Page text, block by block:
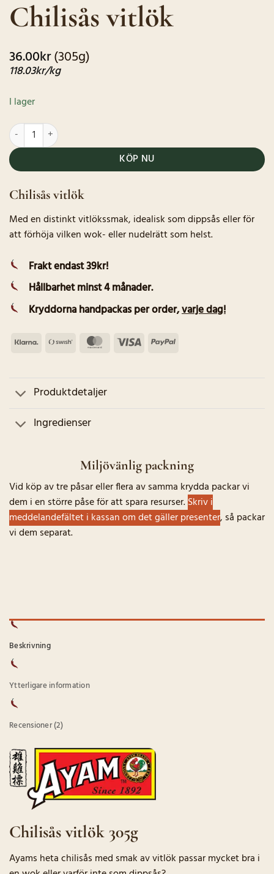
baserat på
kundrecensioner
Chilisås vitlök
36.00kr(305g)
118.03kr/kg
I lager
Chilisås vitlök mängd
KÖP NU
Chilisås vitlök
Med en distinkt vitlökssmak, idealisk som dippsås eller för
att förhöja vilken wok- eller nudelrätt som helst.
Frakt endast 39kr!
Hållbarhet minst 4 månader.
Kryddorna handpackas per order,varje dag!
Klarna Swish
MasterCard
Visa PayPal
Produktdetaljer
Ingredienser
Miljövänlig packning
Vid köp av tre påsar eller flera av samma krydda packar vi
dem i en större påse för att spara resurser.Skriv i
meddelandefältet i kassan om det gäller presenter, så packar
vi dem separat.
Beskrivning
Ytterligare information
Recensioner (2)
Chilisås vitlök 305g
Ayams heta chilisås med smak av vitlök passar mycket bra i